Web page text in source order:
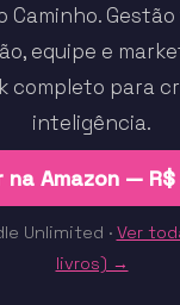
Caminho.
equipe e
completo para
inteligência.
na Amazon —
Unlimited · Ver
livros) →